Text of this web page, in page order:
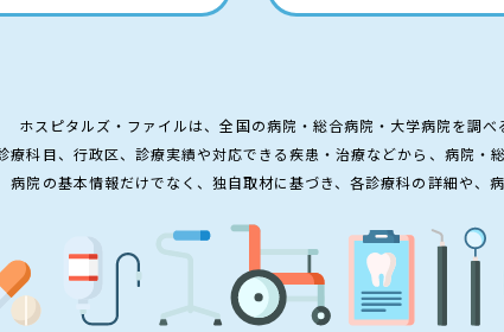
ホスピタルズ・ファイルは、全国の病院・総合病院・大学病院を調べ
療科目、行政区、診療実績や対応できる疾患・治療などから、病院・
病院の基本情報だけでなく、独自取材に基づき、各診療科の詳細や、